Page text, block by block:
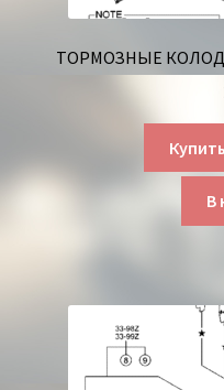
ТОРМОЗНЫЕ
В